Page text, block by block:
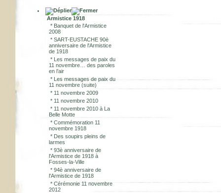
Armistice 1918
* Banquet de l'Armistice
2008
* SART-EUSTACHE 90è
anniversaire de l'Armistice
de 1918
* Les messages de paix du
11 novembre… des paroles
en l’air
* Les messages de paix du
11 novembre (suite)
* 11 novembre 2009
* 11 novembre 2010
* 11 novembre 2010 à La
Belle Motte
* Commémoration 11
novembre 1918
* Des soupirs pleins de
larmes
* 93è anniversaire de
l'Armistice de 1918 à
Fosses-la-Ville
* 94è anniversaire de
l'Armistice de 1918
* Cérémonie 11 novembre
2012